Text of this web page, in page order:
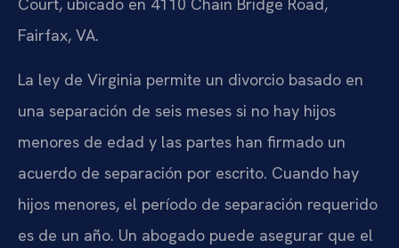
Court, ubicado en 4110 Chain Bridge Road,
Fairfax, VA.
La ley de Virginia permite un divorcio basado en
una separación de seis meses si no hay hijos
menores de edad y las partes han firmado un
acuerdo de separación por escrito. Cuando hay
hijos menores, el período de separación requerido
es de un año. Un abogado puede asegurar que el